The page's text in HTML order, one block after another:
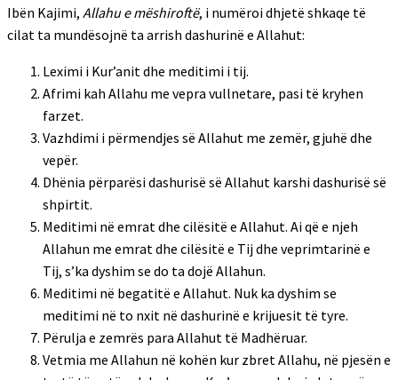
Ibën Kajimi, Allahu e mëshiroftë, i numëroi dhjetë shkaqe të
cilat ta mundësojnë ta arrish dashurinë e Allahut:
Leximi i Kur’anit dhe meditimi i tij.
Afrimi kah Allahu me vepra vullnetare, pasi të kryhen
farzet.
Vazhdimi i përmendjes së Allahut me zemër, gjuhë dhe
vepër.
Dhënia përparësi dashurisë së Allahut karshi dashurisë së
shpirtit.
Meditimi në emrat dhe cilësitë e Allahut. Ai që e njeh
Allahun me emrat dhe cilësitë e Tij dhe veprimtarinë e
Tij, s’ka dyshim se do ta dojë Allahun.
Meditimi në begatitë e Allahut. Nuk ka dyshim se
meditimi në to nxit në dashurinë e krijuesit të tyre.
Përulja e zemrës para Allahut të Madhëruar.
Vetmia me Allahun në kohën kur zbret Allahu, në pjesën e